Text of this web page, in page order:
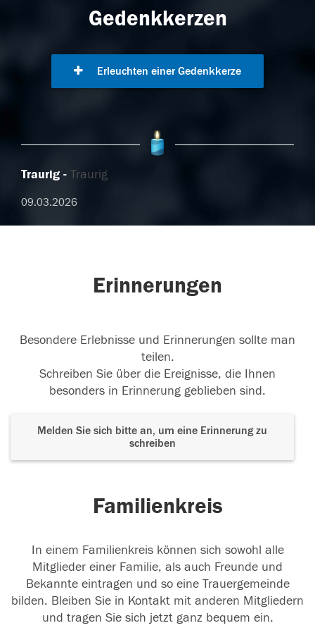
Gedenkkerzen
Erleuchten einer Gedenkkerze
Traurig Traurig
09.03.2026
Erinnerungen
Besondere Erlebnisse und Erinnerungen sollte man
teilen.
Schreiben Sie über die Ereignisse, die Ihnen
besonders in Erinnerung geblieben sind.
Melden Sie sich bitte an, um eine Erinnerung zu
schreiben
Familienkreis
In einem Familienkreis können sich sowohl alle
Mitglieder einer Familie, als auch Freunde und
Bekannte eintragen und so eine Trauergemeinde
bilden. Bleiben Sie in Kontakt mit anderen Mitgliedern
und tragen Sie sich jetzt ganz bequem ein.